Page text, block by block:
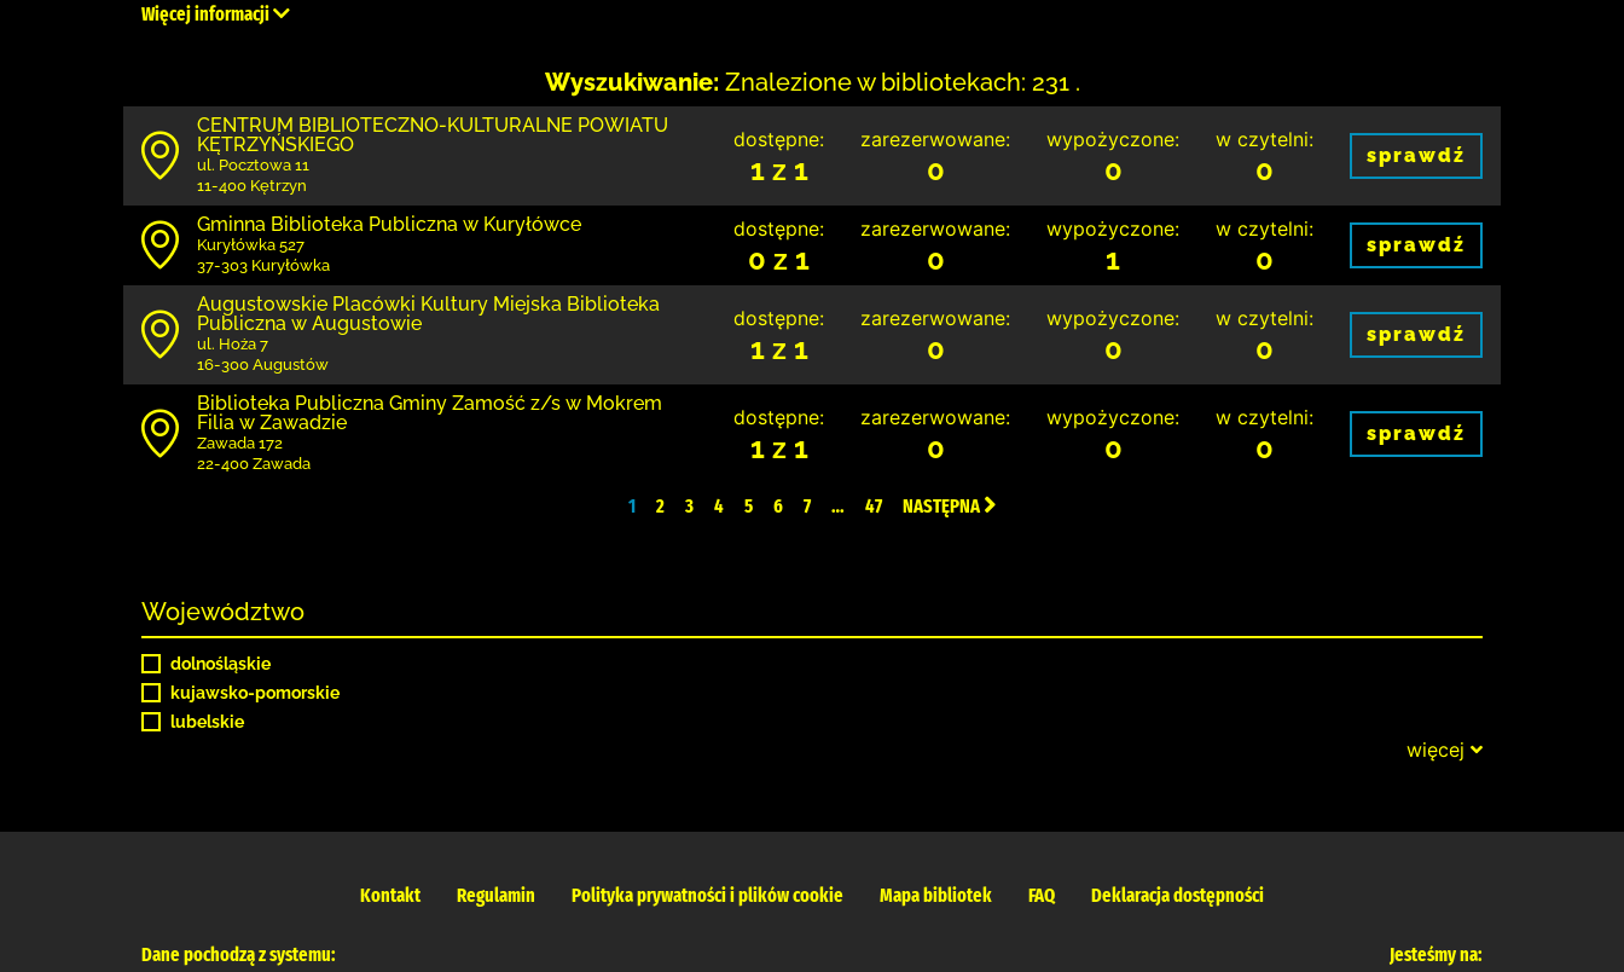
Więcej informacji
Wyszukiwanie: Znalezione w bibliotekach: 231 .
CENTRUM BIBLIOTECZNO-KULTURALNE POWIATU
KĘTRZYŃSKIEGO
ul. Pocztowa 11
11-400 Kętrzyn
dostępne:
1 z 1
zarezerwowane:
0
wypożyczone:
0
w czytelni:
0 sprawdź
Gminna Biblioteka Publiczna w Kuryłówce
Kuryłówka 527
37-303 Kuryłówka
dostępne:
0 z 1
zarezerwowane:
0
wypożyczone:
1
w czytelni:
0 sprawdź
Augustowskie Placówki Kultury Miejska Biblioteka
Publiczna w Augustowie
ul. Hoża 7
16-300 Augustów
dostępne:
1 z 1
zarezerwowane:
0
wypożyczone:
0
w czytelni:
0 sprawdź
Biblio­teka Publiczna Gminy Zamość z/s w Mokrem
Filia w Zawadzie
Zawada 172
22-400 Zawada
dostępne:
1 z 1
zarezerwowane:
0
wypożyczone:
0
w czytelni:
0 sprawdź
1 2 3 4 5 6 7 … 47 NASTĘPNA
Województwo
dolnośląskie
kujawsko-pomorskie
lubelskie
więcej
Kontakt Regulamin Polityka prywatności i plików cookie Mapa bibliotek FAQ Deklaracja dostępności
Dane pochodzą z systemu: Jesteśmy na: